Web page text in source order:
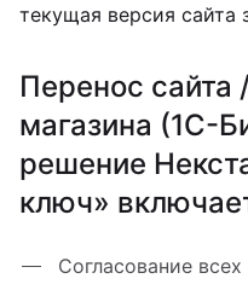
текущая версия сайта
Перенос сайта
магазина (1С-
решение
ключ»
Согласование